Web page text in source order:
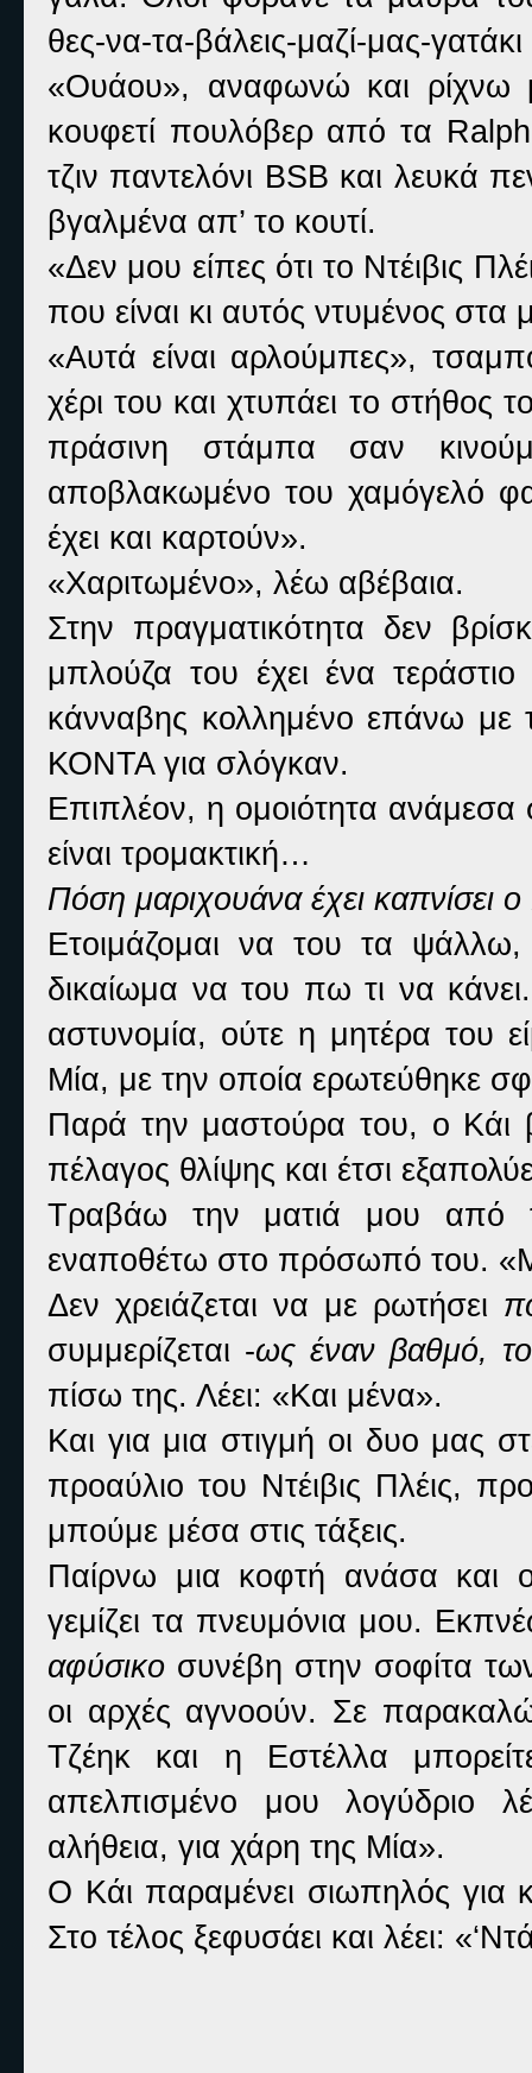
θες-να-τα-βάλεις-μαζί-μας-
«Ουάου», αναφωνώ και ρίχνω
κουφετί πουλόβερ από τα Ralph
τζιν παντελόνι BSB και λευκά
βγαλμένα απ’ το κουτί.
«Δεν μου είπες ότι το Ντέιβις
που είναι κι αυτός ντυμένος
«Αυτά είναι αρλούμπες»,
χέρι του και χτυπάει το στήθος
πράσινη στάμπα σαν
αποβλακωμένο του χαμόγελό
έχει και καρτούν».
«Χαριτωμένο», λέω αβέβαια.
Στην πραγματικότητα δεν
μπλούζα του έχει ένα
κάνναβης κολλημένο επάνω
ΚΟΝΤΑ για σλόγκαν.
Επιπλέον, η ομοιότητα ανάμεσα
είναι τρομακτική…
Πόση μαριχουάνα έχει
Ετοιμάζομαι να του τα
δικαίωμα να του πω τι να
αστυνομία, ούτε η μητέρα του
Μία, με την οποία ερωτεύθηκε
Παρά την μαστούρα του, ο Κάι
πέλαγος θλίψης και έτσι
Τραβάω την ματιά μου από
εναποθέτω στο πρόσωπό του.
Δεν χρειάζεται να με ρωτήσει
συμμερίζεται -ως έναν βαθμό,
πίσω της. Λέει: «Και μένα».
Και για μια στιγμή οι δυο μας
προαύλιο του Ντέιβις Πλέις,
μπούμε μέσα στις τάξεις.
Παίρνω μια κοφτή ανάσα και
γεμίζει τα πνευμόνια μου.
αφύσικο συνέβη στην σοφίτα
οι αρχές αγνοούν. Σε
Τζέηκ και η Εστέλλα
απελπισμένο μου λογύδριο
αλήθεια, για χάρη της Μία».
Ο Κάι παραμένει σιωπηλός για
Στο τέλος ξεφυσάει και λέει: